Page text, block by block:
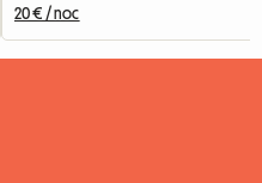
20 € / noc